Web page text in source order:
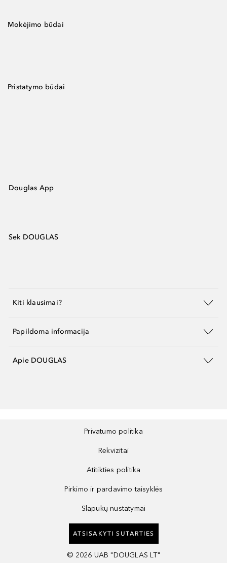
Mokėjimo būdai
Pristatymo būdai
Douglas App
Sek DOUGLAS
Kiti klausimai?
Papildoma informacija
Apie DOUGLAS
Privatumo politika
Rekvizitai
Atitikties politika
Pirkimo ir pardavimo taisyklės
Slapukų nustatymai
ATSISAKYTI SUTARTIES
© 2026 UAB "DOUGLAS LT"